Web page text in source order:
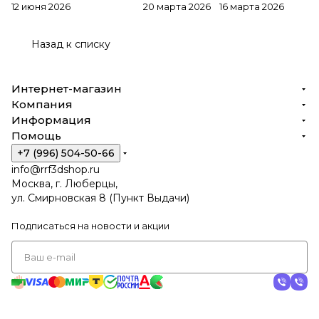
12 июня 2026 20 марта 2026 16 марта 2026
Назад к списку
Интернет-магазин
Компания
Информация
Помощь
+7 (996) 504-50-66
info@rrf3dshop.ru
Москва, г. Люберцы,
ул. Смирновская 8 (Пункт Выдачи)
Подписаться на новости и акции